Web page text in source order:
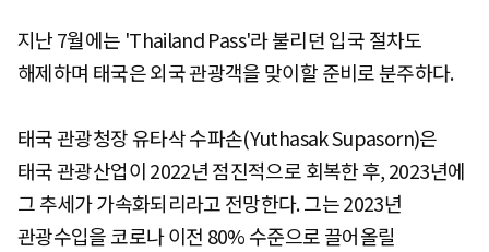
지난 7월에는 'Thailand Pass'라 불리던 입국 절차도
해제하며 태국은 외국 관광객을 맞이할 준비로 분주하다.
태국 관광청장 유타삭 수파손(Yuthasak Supasorn)은
태국 관광산업이 2022년 점진적으로 회복한 후, 2023년에
그 추세가 가속화되리라고 전망한다. 그는 2023년
관광수입을 코로나 이전 80% 수준으로 끌어올릴